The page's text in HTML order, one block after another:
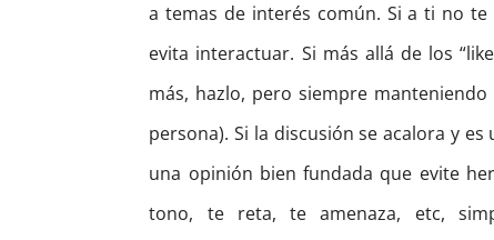
a temas de interés común. Si a ti no
evita interactuar. Si más allá de los
más, hazlo, pero siempre
persona). Si la discusión se acalora y
una opinión bien fundada que evite
tono, te reta, te amenaza, etc,